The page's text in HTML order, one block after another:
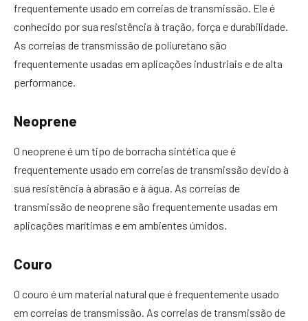
frequentemente usado em correias de transmissão. Ele é
conhecido por sua resistência à tração, força e durabilidade.
As correias de transmissão de poliuretano são
frequentemente usadas em aplicações industriais e de alta
performance.
Neoprene
O neoprene é um tipo de borracha sintética que é
frequentemente usado em correias de transmissão devido à
sua resistência à abrasão e à água. As correias de
transmissão de neoprene são frequentemente usadas em
aplicações marítimas e em ambientes úmidos.
Couro
O couro é um material natural que é frequentemente usado
em correias de transmissão. As correias de transmissão de